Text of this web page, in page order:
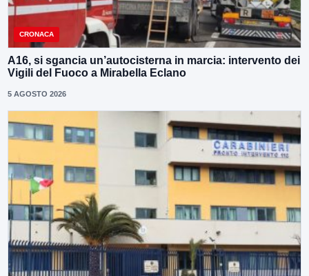
CRONACA
A16, si sgancia un’autocisterna in marcia: intervento dei
Vigili del Fuoco a Mirabella Eclano
5 AGOSTO 2026